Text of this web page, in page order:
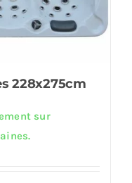
228x275cm
sur